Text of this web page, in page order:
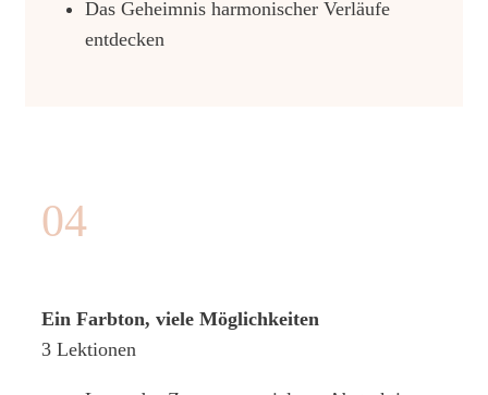
Das Geheimnis harmonischer Verläufe
entdecken
04
Ein Farbton, viele Möglichkeiten
3 Lektionen